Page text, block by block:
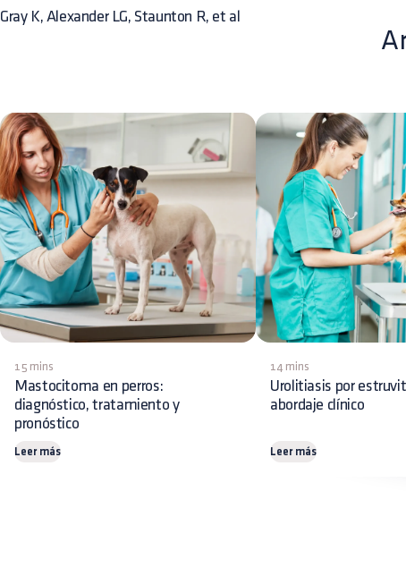
Gray K, Alexander LG, Staunton R, et al
15 mins
Mastocitoma en perros:
diagnóstico, tratamiento y
pronóstico
Leer más
14 mins
Urolitiasis por
abordaje clínico
Leer más